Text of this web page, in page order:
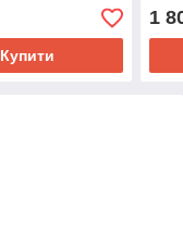
Купити
1